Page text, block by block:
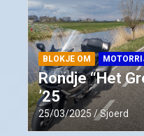
BLOKJE OM
Rondje “Het
’25
25/03/2025 Sjoerd